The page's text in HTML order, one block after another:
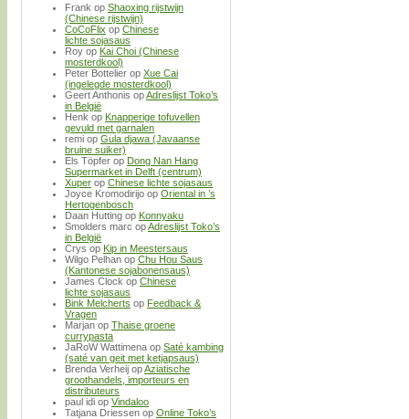
Frank op Shaoxing rijstwijn
(Chinese rijstwijn)
CoCoFlix op Chinese
lichte sojasaus
Roy op Kai Choi (Chinese
mosterdkool)
Peter Bottelier op Xue Cai
(ingelegde mosterdkool)
Geert Anthonis opAdreslijst Toko’s
in België
Henk op Knapperige tofuvellen
gevuld met garnalen
remi op Gula djawa (Javaanse
bruine suiker)
Els Töpfer op Dong Nan Hang
Supermarket in Delft (centrum)
Xuper op Chinese lichte sojasaus
Joyce Kromodirijo op Oriental in ’s
Hertogenbosch
Daan Hutting op Konnyaku
Smolders marc opAdreslijst Toko’s
in België
Crys op Kip in Meestersaus
Wilgo Pelhan op Chu Hou Saus
(Kantonese sojabonensaus)
James Clock op Chinese
lichte sojasaus
Bink Melcherts op Feedback &
Vragen
Marjan op Thaise groene
currypasta
JaRoW Wattimena op Saté kambing
(saté van geit met ketjapsaus)
Brenda Verheij opAziatische
groothandels, importeurs en
distributeurs
paul idi op Vindaloo
Tatjana Driessen op Online Toko’s